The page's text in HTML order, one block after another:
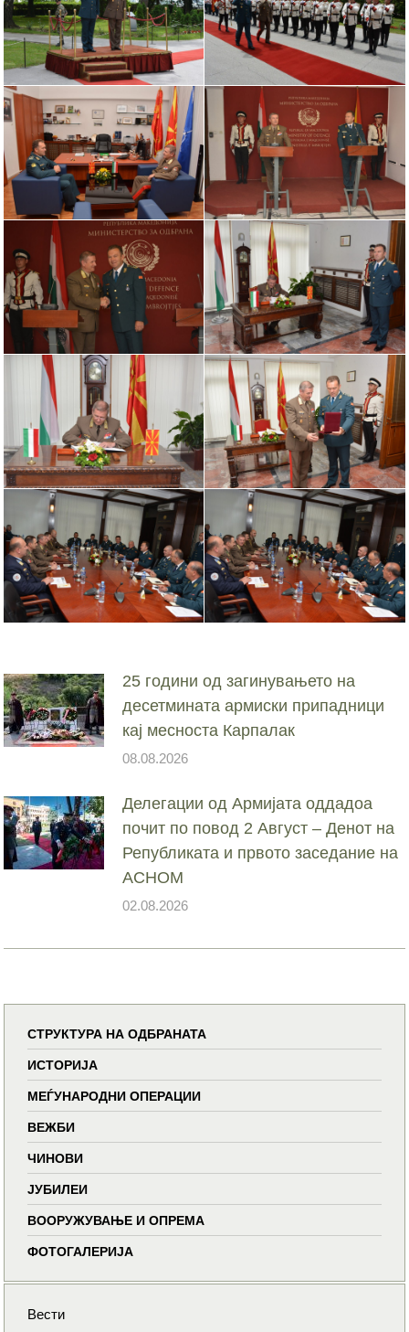
25 години од загинувањето на
десетмината армиски припадници
кај месноста Карпалак
08.08.2026
Делегации од Армијата оддадоа
почит по повод 2 Август – Денот на
Републиката и првото заседание на
АСНОМ
02.08.2026
СТРУКТУРА НА ОДБРАНАТА
ИСТОРИЈА
МЕЃУНАРОДНИ ОПЕРАЦИИ
ВЕЖБИ
ЧИНОВИ
ЈУБИЛЕИ
ВООРУЖУВАЊЕ И ОПРЕМА
ФОТОГАЛЕРИЈА
Вести